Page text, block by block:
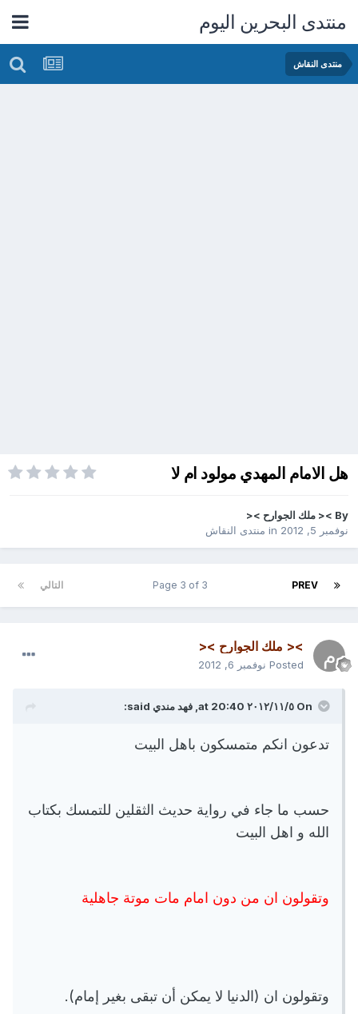
منتدى البحرين اليوم
منتدى النقاش
هل الامام المهدي مولود ام لا
By >< ملك الجوارح ><
نوفمبر 5, 2012
in منتدى النقاش
PREV التالي Page 3 of 3
>< ملك الجوارح ><
Posted نوفمبر 6, 2012
On ٥‏/١١‏/٢٠١٢ at 20:40, فهد مندي said:
تدعون انكم متمسكون باهل البيت
حسب ما جاء في رواية حديث الثقلين للتمسك بكتاب
الله و اهل البيت
وتقولون ان من دون امام مات موتة جاهلية
وتقولون ان (الدنيا لا يمكن أن تبقى بغير إمام).